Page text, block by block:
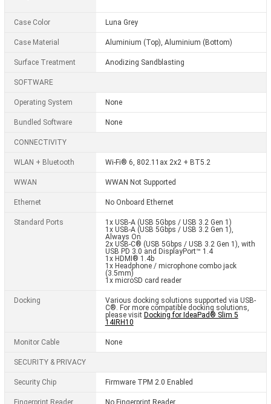
Case Color Luna Grey
Case Material Aluminium (Top), Aluminium (Bottom)
Surface Treatment Anodizing Sandblasting
SOFTWARE
Operating System None
Bundled Software None
CONNECTIVITY
WLAN + Bluetooth Wi-Fi® 6, 802.11ax 2x2 + BT5.2
WWAN WWAN Not Supported
Ethernet No Onboard Ethernet
Standard Ports
1x USB-A (USB 5Gbps / USB 3.2 Gen 1)
1x USB-A (USB 5Gbps / USB 3.2 Gen 1),
Always On
2x USB-C® (USB 5Gbps / USB 3.2 Gen 1), with
USB PD 3.0 and DisplayPort™ 1.4
1x HDMI® 1.4b
1x Headphone / microphone combo jack
(3.5mm)
1x microSD card reader
Docking
Various docking solutions supported via USB-
C®. For more compatible docking solutions,
please visit Docking for IdeaPad® Slim 5
14IRH10
Monitor Cable None
SECURITY & PRIVACY
Security Chip Firmware TPM 2.0 Enabled
Fingerprint Reader No Fingerprint Reader